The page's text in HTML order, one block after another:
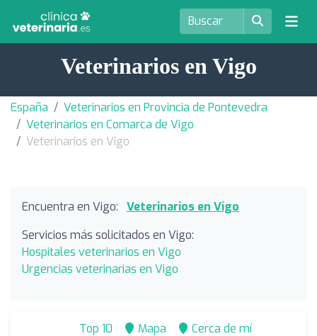
Veterinarios en Vigo
España
Veterinarios en Provincia de Pontevedra
Veterinarios en Comarca de Vigo
Veterinarios en Vigo
Encuentra en Vigo:
Veterinarios en Vigo
Servicios más solicitados en Vigo:
Hospitales veterinarios en Vigo
Urgencias veterinarias en Vigo
Top 10 Mapa Cerca de mí